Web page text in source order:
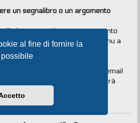
al fine di fornire la
un segnalibro o un argomento
o sottoscrivere un argomento
appropriato nel menu a
situato vicino alla parte
argomento.
con la voce “Avvisami via email
argomento” selezionata, sarà